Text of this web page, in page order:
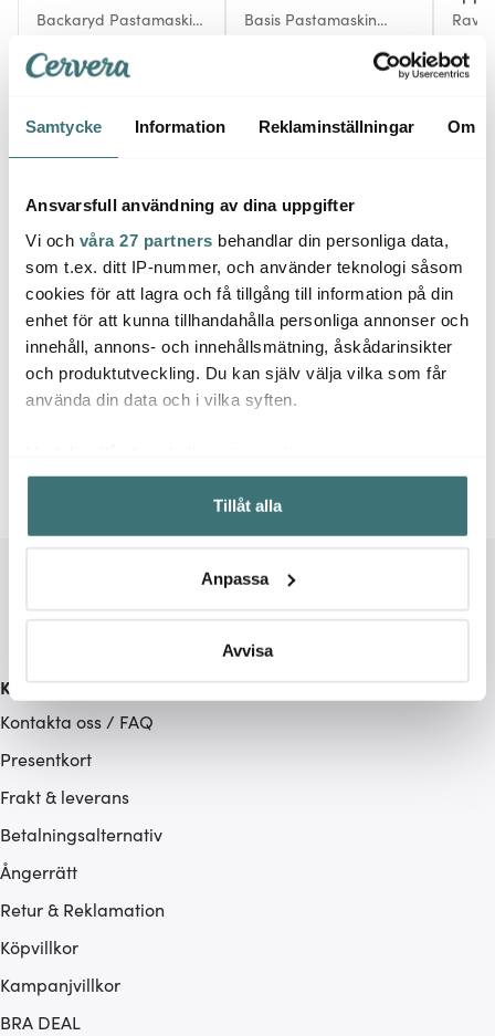
Samtycke Information Reklaminställningar Om
Ansvarsfull användning av dina uppgifter
Vi och våra 27 partners behandlar din personliga data,
som t.ex. ditt IP-nummer, och använder teknologi såsom
cookies för att lagra och få tillgång till information på din
enhet för att kunna tillhandahålla personliga annonser och
innehåll, annons- och innehållsmätning, åskådarinsikter
och produktutveckling. Du kan själv välja vilka som får
använda din data och i vilka syften.
Samla in information om din geografiska plats som
kan ha en noggrannhet på upp till flera meter
Identifiera din enhet genom att aktivt skanna den för
Ta reda på mer om hur dina personliga uppgifter
Du kan ändra eller dra tillbaka ditt samtycke när som
Vi använder cookies för att innehållet och annonserna
ska anpassas efter det som vi tror att du tycker om. Det
hemsidan ännu bättre. Du bestämmer själv vilka cookies
som du vill dela med dig av.
Tillåt alla
Anpassa
Avvisa
Backaryd Pastamaskin
449 kr 699 kr
Basis Pastamaskin
119 kr
Låt dig inspireras av våra kunder
Relaterade sidor
Kundservice
Kontakta oss / FAQ
Presentkort
Frakt & leverans
Betalningsalternativ
Ångerrätt
Retur & Reklamation
Köpvillkor
Kampanjvillkor
BRA DEAL